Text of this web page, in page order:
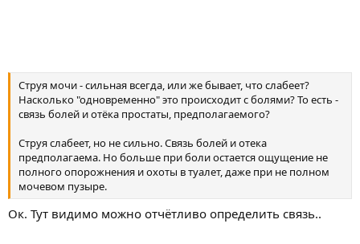
Струя мочи - сильная всегда, или же бывает, что слабеет?
Насколько "одновременно" это происходит с болями? То есть -
связь болей и отёка простаты, предполагаемого?
Струя слабеет, но не сильно. Связь болей и отека
предполагаема. Но больше при боли остается ощущение не
полного опорожнения и охоты в туалет, даже при не полном
мочевом пузыре.
Ок. Тут видимо можно отчётливо определить связь..